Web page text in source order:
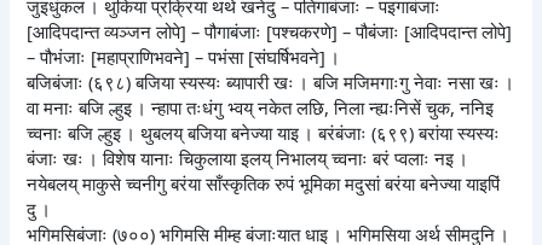
जुइधुंकल । थुकिया प्रक्रिया थथे खनेदु – पतिगाबंजाः – पइगाबंजाः
[आदिपदान्त व्यञ्जन लोपे] – पौगाबंजाः [पश्चकरणे] – पौबंजाः [आदिपदान्त लोपे]
– पौभंजाः [महाप्राणिभवने] – पभंसा [संघर्षिभवने] ।
बजिबंजाः (६९८) बजिया स्यस्यः ब्यापारी खः । बजि मजिमगाःगु नेवाः नसा खः ।
वा मनाः बजि ल्हुइ । न्हापा तःधंगु भ्वय् नकेत लछि, निला न्ह्यःनिसें चुक, ननिइ
च्वनाः बजि ल्हुइ । थुबलय् बजिया बनेज्या याइ । बरंबंजाः (६९९) बरांया स्यस्यः
बंजाः खः । विशेष यानाः चिकुलाया इलय् निभालय् च्वनाः बरं प्वलाः नइ ।
नयेबलय् माकुसे च्वनीगु बरंया साँस्कृतिक रुपं भूमिका मदुसां बरंया बनेज्या याइपिं
दु ।
भगिमसिबंजाः (७००) भगिमसि मीम्ह बंजाःयात धाइ । भगिमसिया अर्थ सीमदुनि ।